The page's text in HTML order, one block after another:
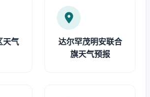
天气
达尔罕茂明安联合
旗天气预报